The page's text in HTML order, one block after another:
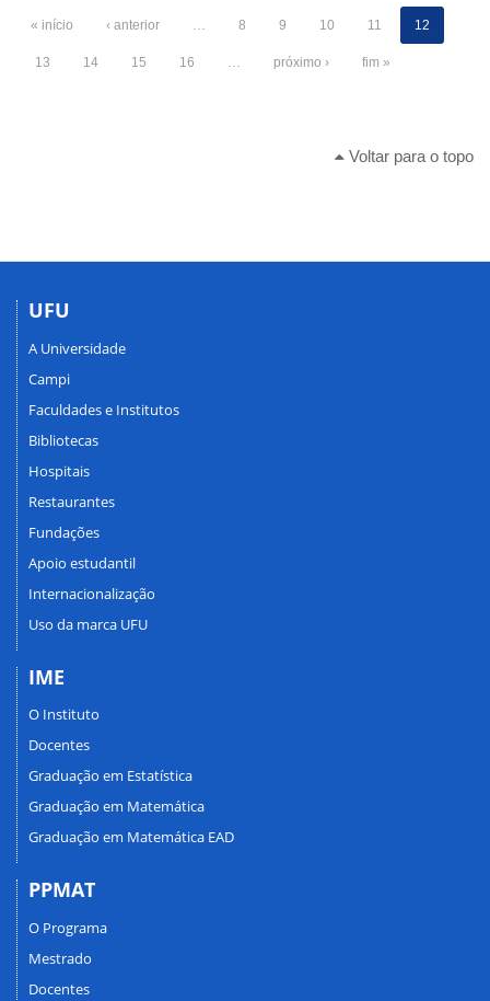
« início ‹ anterior … 8 9 10 11 12
13 14 15 16 … próximo › fim »
Voltar para o topo
UFU
A Universidade
Campi
Faculdades e Institutos
Bibliotecas
Hospitais
Restaurantes
Fundações
Apoio estudantil
Internacionalização
Uso da marca UFU
IME
O Instituto
Docentes
Graduação em Estatística
Graduação em Matemática
Graduação em Matemática EAD
PPMAT
O Programa
Mestrado
Docentes